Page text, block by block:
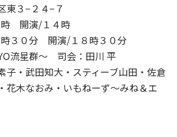
東３−２４−７
時 開演/１４時
３０分 開演/１８時３０分
流星群〜 司会：田川 平
子・武田知大・スティーブ山田・佐倉
花木なおみ・いもねーず〜みね＆エ